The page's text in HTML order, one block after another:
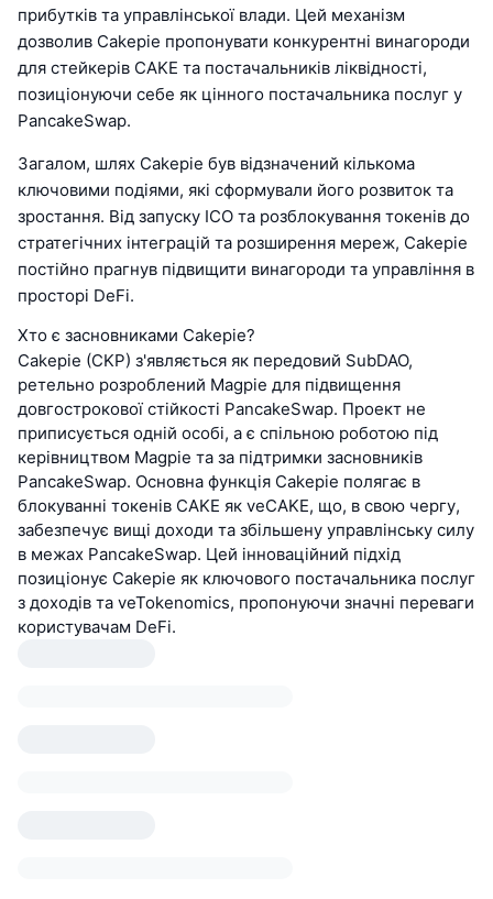
прибутків та управлінської влади. Цей механізм
дозволив Cakepie пропонувати конкурентні винагороди
для стейкерів CAKE та постачальників ліквідності,
позиціонуючи себе як цінного постачальника послуг у
PancakeSwap.
Загалом, шлях Cakepie був відзначений кількома
ключовими подіями, які сформували його розвиток та
зростання. Від запуску ICO та розблокування токенів до
стратегічних інтеграцій та розширення мереж, Cakepie
постійно прагнув підвищити винагороди та управління в
просторі DeFi.
Хто є засновниками Cakepie?
Cakepie (CKP) з'являється як передовий SubDAO,
ретельно розроблений Magpie для підвищення
довгострокової стійкості PancakeSwap. Проект не
приписується одній особі, а є спільною роботою під
керівництвом Magpie та за підтримки засновників
PancakeSwap. Основна функція Cakepie полягає в
блокуванні токенів CAKE як veCAKE, що, в свою чергу,
забезпечує вищі доходи та збільшену управлінську силу
в межах PancakeSwap. Цей інноваційний підхід
позиціонує Cakepie як ключового постачальника послуг
з доходів та veTokenomics, пропонуючи значні переваги
користувачам DeFi.